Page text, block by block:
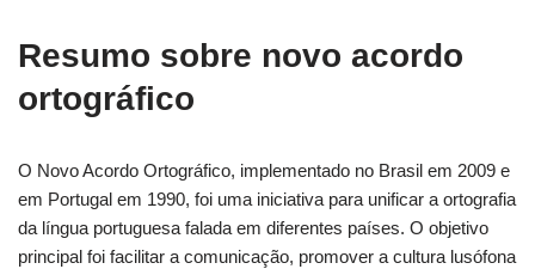
Resumo sobre novo acordo
ortográfico
O Novo Acordo Ortográfico, implementado no Brasil em 2009 e
em Portugal em 1990, foi uma iniciativa para unificar a ortografia
da língua portuguesa falada em diferentes países. O objetivo
principal foi facilitar a comunicação, promover a cultura lusófona